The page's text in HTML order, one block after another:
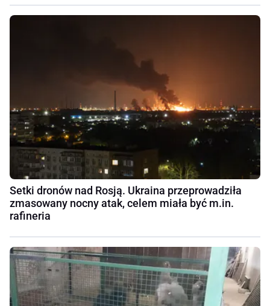
Setki dronów nad Rosją. Ukraina przeprowadziła
zmasowany nocny atak, celem miała być m.in.
rafineria